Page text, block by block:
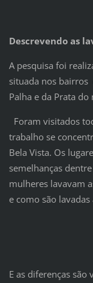
Descrevendo as
A pesquisa foi
situada nos bairros
Palha e da Prata
Foram visitados
trabalho se
Bela Vista. Os
semelhanças
mulheres lavavam
e como são lavadas
E as diferenças